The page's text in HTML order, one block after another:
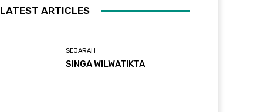
LATEST ARTICLES
SEJARAH
SINGA WILWATIKTA